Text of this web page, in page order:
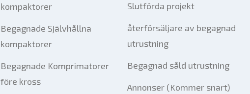
kompaktorer
Begagnade Självhållna
kompaktorer
Begagnade Komprimatorer
före kross
Slutförda projekt
återförsäljare av begagnad
utrustning
Begagnad såld utrustning
Annonser (Kommer snart)